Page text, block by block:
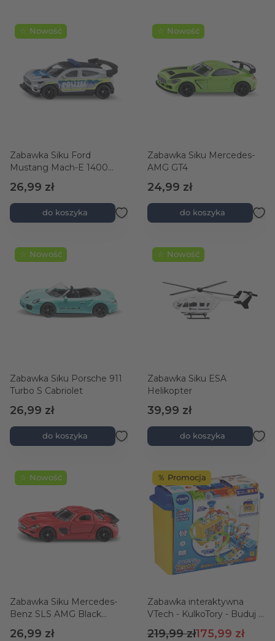
☆ Nowość
Zabawka Siku Ford
Mustang Mach-E 1400
"Custom" Policja
26,99 zł
do koszyka
☆ Nowość
Zabawka Siku Mercedes-
AMG GT4
24,99 zł
do koszyka
☆ Nowość
Zabawka Siku Porsche 911
Turbo S Cabriolet
26,99 zł
do koszyka
☆ Nowość
Zabawka Siku ESA
Helikopter
39,99 zł
do koszyka
☆ Nowość
Zabawka Siku Mercedes-
Benz SLS AMG Black
26,99 zł
％ Promocja
Zabawka interaktywna
VTech - KulkoTory - Buduj i
przechowujCena
175,99 zł
Cena regularna
219,99 zł